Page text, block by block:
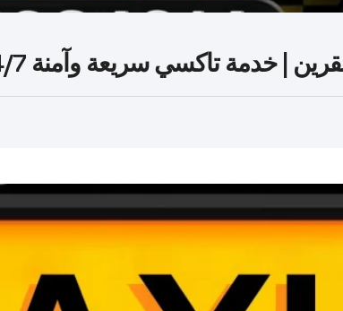
خدمة تاكسي سريعة وآمنة 24/7 في الكويت